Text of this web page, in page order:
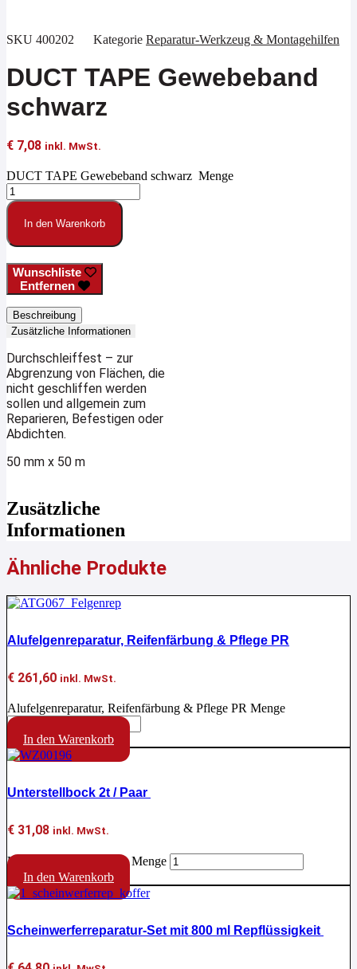
SKU 400202 Kategorie Reparatur-Werkzeug & Montagehilfen
DUCT TAPE Gewebeband
schwarz
€ 7,08 inkl. MwSt.
DUCT TAPE Gewebeband schwarz Menge
In den Warenkorb
Wunschliste
Entfernen
Beschreibung
Zusätzliche Informationen
Durchschleiffest – zur
Abgrenzung von Flächen, die
nicht geschliffen werden
sollen und allgemein zum
Reparieren, Befestigen oder
Abdichten.
50 mm x 50 m
Zusätzliche
Informationen
Ähnliche Produkte
Alufelgenreparatur, Reifenfärbung & Pflege PR
€ 261,60 inkl. MwSt.
Alufelgenreparatur, Reifenfärbung & Pflege PR Menge
In den Warenkorb
Unterstellbock 2t / Paar
€ 31,08 inkl. MwSt.
Unterstellbock 2t / Paar Menge
In den Warenkorb
Scheinwerferreparatur-Set mit 800 ml Repflüssigkeit